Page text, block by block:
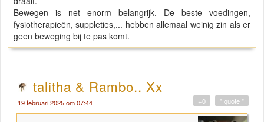
Bewegen is net enorm belangrijk. De beste voedingen,
fysiotherapieën, suppleties,... hebben allemaal weinig zin als er
geen beweging bij te pas komt.
talitha & Rambo.. Xx
19 februari 2025 om 07:44 " quote "
+0